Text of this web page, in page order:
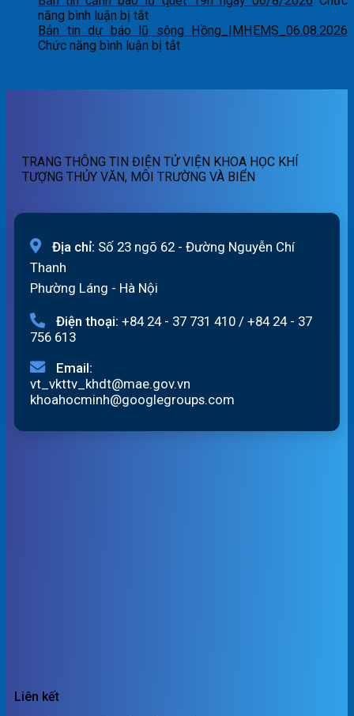
Hồng_IMHEMS_07.08.2026
báo
lũ
quét
07/8/2026
tin
cảnh
báo
01h
năng bình luận bị tắtở
Bản
tin
lũ
06/8/2026
Bản tin dự báo lũ sông Hồng_IMHEMS_06.08.2026
Chức năng bình luận bị tắtở
dự
TRANG THÔNG TIN ĐIỆN TỬ VIỆN KHOA HỌC KHÍ
TƯỢNG THỦY VĂN, MÔI TRƯỜNG VÀ BIỂN
Địa chỉ: Số 23 ngõ 62 - Đường Nguyễn Chí
Thanh
Phường Láng - Hà Nội
Điện thoại: +84 24 - 37 731 410 / +84 24 - 37
756 613
Email:
vt_vkttv_khdt@mae.gov.vn
khoahocminh@googlegroups.com
Liên kết